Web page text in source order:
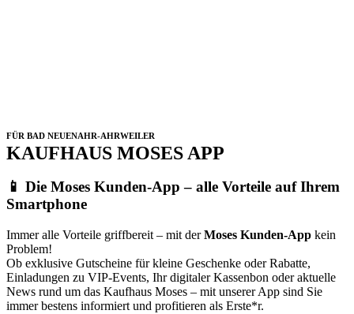
FÜR BAD NEUENAHR-AHRWEILER
KAUFHAUS MOSES APP
📱 Die Moses Kunden-App – alle Vorteile auf Ihrem
Smartphone
Immer alle Vorteile griffbereit – mit derMoses Kunden-App kein
Problem!
Ob exklusive Gutscheine für kleine Geschenke oder Rabatte,
Einladungen zu VIP-Events, Ihr digitaler Kassenbon oder aktuelle
News rund um das Kaufhaus Moses – mit unserer App sind Sie
immer bestens informiert und profitieren als Erste*r.